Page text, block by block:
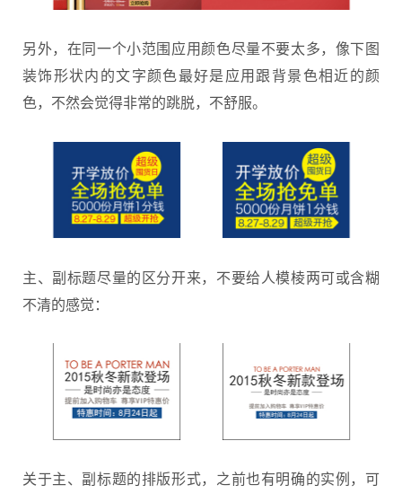
另外，在同一个小范围应用颜色尽量不要太多，像下图
装饰形状内的文字颜色最好是应用跟背景色相近的颜
色，不然会觉得非常的跳脱，不舒服。
主、副标题尽量的区分开来，不要给人模棱两可或含糊
不清的感觉：
关于主、副标题的排版形式，之前也有明确的实例，可